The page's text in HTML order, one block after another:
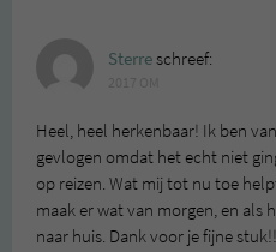
Sterreschreef:
Heel, heel herkenbaar! Ik ben
gevlogen omdat het echt niet
op reizen. Wat mij tot nu toe
maak er wat van morgen, en als
naar huis. Dank voor je fijne stuk!!